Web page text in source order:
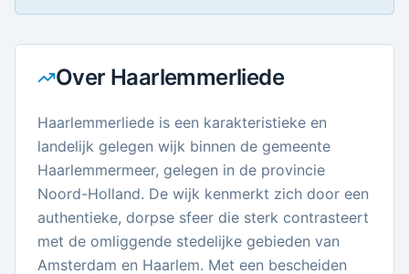
Over Haarlemmerliede
Haarlemmerliede is een karakteristieke en
landelijk gelegen wijk binnen de gemeente
Haarlemmermeer, gelegen in de provincie
Noord-Holland. De wijk kenmerkt zich door een
authentieke, dorpse sfeer die sterk contrasteert
met de omliggende stedelijke gebieden van
Amsterdam en Haarlem. Met een bescheiden